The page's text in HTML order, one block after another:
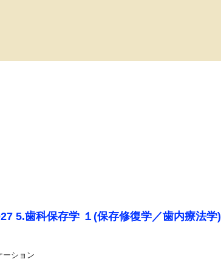
5.歯科保存学 １(保存修復学／歯内療法学)
ーション